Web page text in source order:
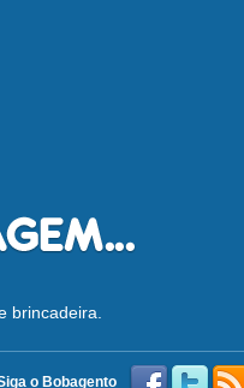
brincadeira.
o Bobagento